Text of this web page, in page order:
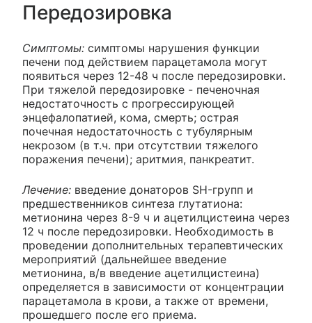
Передозировка
Симптомы: симптомы нарушения функции
печени под действием парацетамола могут
появиться через 12-48 ч после передозировки.
При тяжелой передозировке - печеночная
недостаточность с прогрессирующей
энцефалопатией, кома, смерть; острая
почечная недостаточность с тубулярным
некрозом (в т.ч. при отсутствии тяжелого
поражения печени); аритмия, панкреатит.
Лечение: введение донаторов SH-групп и
предшественников синтеза глутатиона:
метионина через 8-9 ч и ацетилцистеина через
12 ч после передозировки. Необходимость в
проведении дополнительных терапевтических
мероприятий (дальнейшее введение
метионина, в/в введение ацетилцистеина)
определяется в зависимости от концентрации
парацетамола в крови, а также от времени,
прошедшего после его приема.